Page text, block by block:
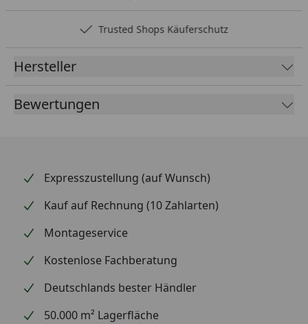
Trusted Shops Käuferschutz
Hersteller
Bewertungen
Expresszustellung (auf Wunsch)
Kauf auf Rechnung (10 Zahlarten)
Montageservice
Kostenlose Fachberatung
Deutschlands bester Händler
50.000 m² Lagerfläche